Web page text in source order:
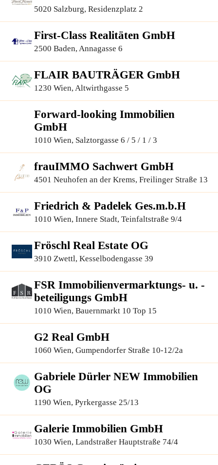
5020 Salzburg, Residenzplatz 2
First-Class Realitäten GmbH
2500 Baden, Annagasse 6
FLAIR BAUTRÄGER GmbH
1230 Wien, Altwirthgasse 5
Forward-looking Immobilien
GmbH
1010 Wien, Salztorgasse 6 / 5 / 1 / 3
frauIMMO Sachwert GmbH
4501 Neuhofen an der Krems, Freilinger Straße 13
Friedrich & Padelek Ges.m.b.H
1010 Wien, Innere Stadt, Teinfaltstraße 9/4
Fröschl Real Estate OG
3910 Zwettl, Kesselbodengasse 39
FSR Immobilienvermarktungs- u. -
beteiligungs GmbH
1010 Wien, Bauernmarkt 10 Top 15
G2 Real GmbH
1060 Wien, Gumpendorfer Straße 10-12/2a
Gabriele Dürler NEW Immobilien
OG
1190 Wien, Pyrkergasse 25/13
Galerie Immobilien GmbH
1030 Wien, Landstraßer Hauptstraße 74/4